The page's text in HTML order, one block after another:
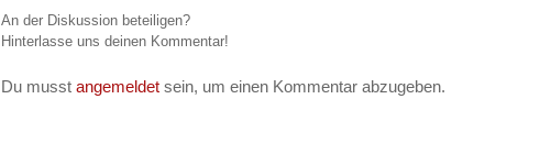
An der Diskussion beteiligen?
Hinterlasse uns deinen Kommentar!
Du musst angemeldet sein, um einen Kommentar abzugeben.